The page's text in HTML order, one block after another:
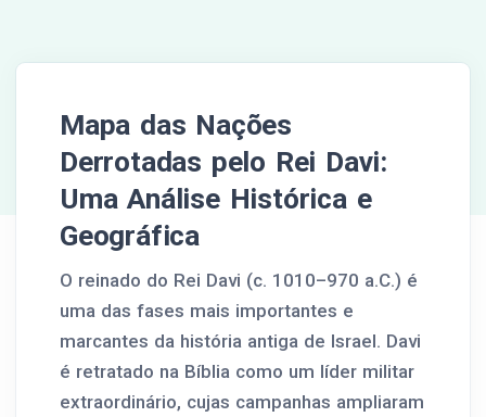
Mapa das Nações
Derrotadas pelo Rei Davi:
Uma Análise Histórica e
Geográfica
O reinado do Rei Davi (c. 1010–970 a.C.) é
uma das fases mais importantes e
marcantes da história antiga de Israel. Davi
é retratado na Bíblia como um líder militar
extraordinário, cujas campanhas ampliaram